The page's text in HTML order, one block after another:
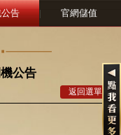
告 | 官網儲值
公告
返回選單